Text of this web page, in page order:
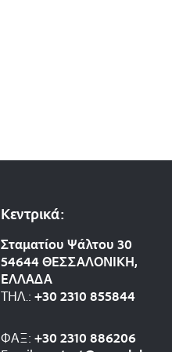
Κεντρικά:
Σταματίου Ψάλτου 30
54644 ΘΕΣΣΑΛΟΝΙΚΗ,
ΕΛΛΑΔΑ
ΤΗΛ.:+30 2310 855844
ΦΑΞ:+30 2310 886206